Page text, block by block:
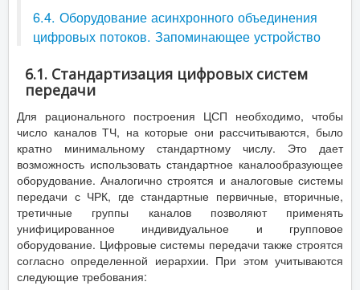
6.4. Оборудование асинхронного объединения
цифровых потоков. Запоминающее устройство
6.1. Стандартизация цифровых систем
передачи
Для рационального построения ЦСП необходимо, чтобы
число каналов ТЧ, на которые они рассчитываются, было
кратно минимальному стандартному числу. Это дает
возможность использовать стандартное каналообразующее
оборудование. Аналогично строятся и аналоговые системы
передачи с ЧРК, где стандартные первичные, вторичные,
третичные группы каналов позволяют применять
унифицированное индивидуальное и групповое
оборудование. Цифровые системы передачи также строятся
согласно определенной иерархии. При этом учитываются
следующие требования: